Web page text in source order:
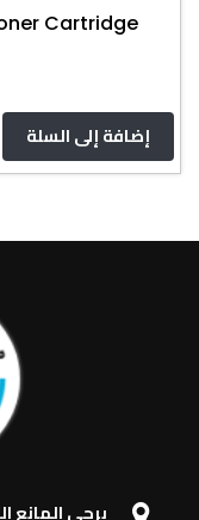
Cartridge
إضافة إلى السلة